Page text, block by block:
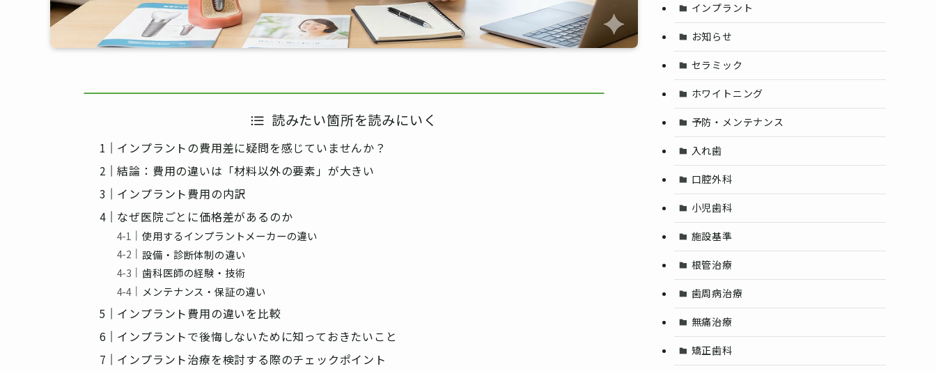
読みたい箇所を読みにいく
インプラントの費用差に疑問を感じていませんか？
結論：費用の違いは「材料以外の要素」が大きい
インプラント費用の内訳
なぜ医院ごとに価格差があるのか
使用するインプラントメーカーの違い
設備・診断体制の違い
歯科医師の経験・技術
メンテナンス・保証の違い
インプラント費用の違いを比較
インプラントで後悔しないために知っておきたいこと
インプラント治療を検討する際のチェックポイント
インプラント
お知らせ
セラミック
ホワイトニング
予防・メンテナンス
入れ歯
口腔外科
小児歯科
施設基準
根管治療
歯周病治療
無痛治療
矯正歯科